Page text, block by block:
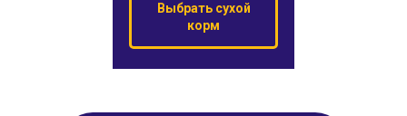
Выбрать сухой
корм